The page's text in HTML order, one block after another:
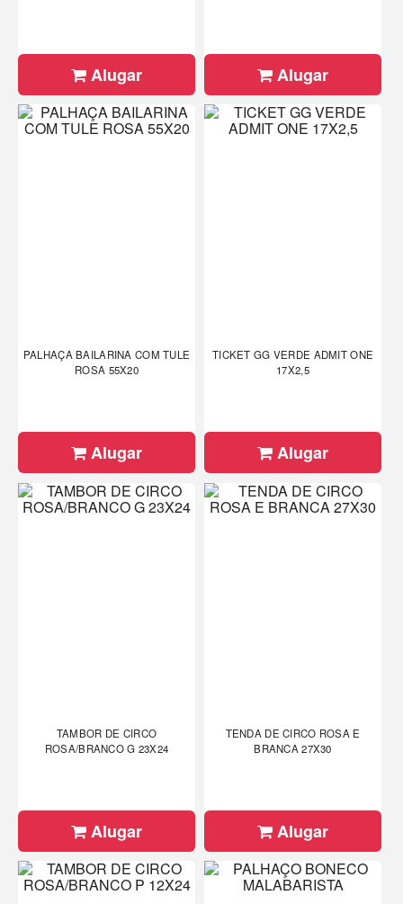
Alugar Alugar
PALHAÇA BAILARINA COM TULE
ROSA 55X20
Alugar
TICKET GG VERDE ADMIT ONE
17X2,5
Alugar
TAMBOR DE CIRCO
ROSA/BRANCO G 23X24
Alugar
TENDA DE CIRCO ROSA E
BRANCA 27X30
Alugar